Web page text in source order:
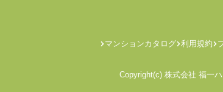
マンションカタログ 利用規約
Copyright(c) 株式会社 福一